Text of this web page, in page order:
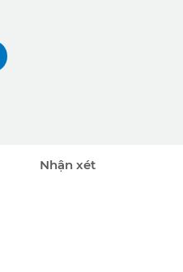
Nhận xét